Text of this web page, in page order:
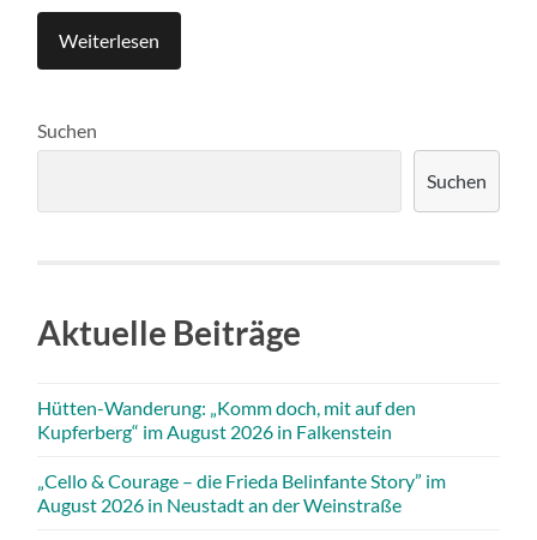
Weiterlesen
Suchen
Suchen
Aktuelle Beiträge
Hütten-Wanderung: „Komm doch, mit auf den
Kupferberg“ im August 2026 in Falkenstein
„Cello & Courage – die Frieda Belinfante Story” im
August 2026 in Neustadt an der Weinstraße